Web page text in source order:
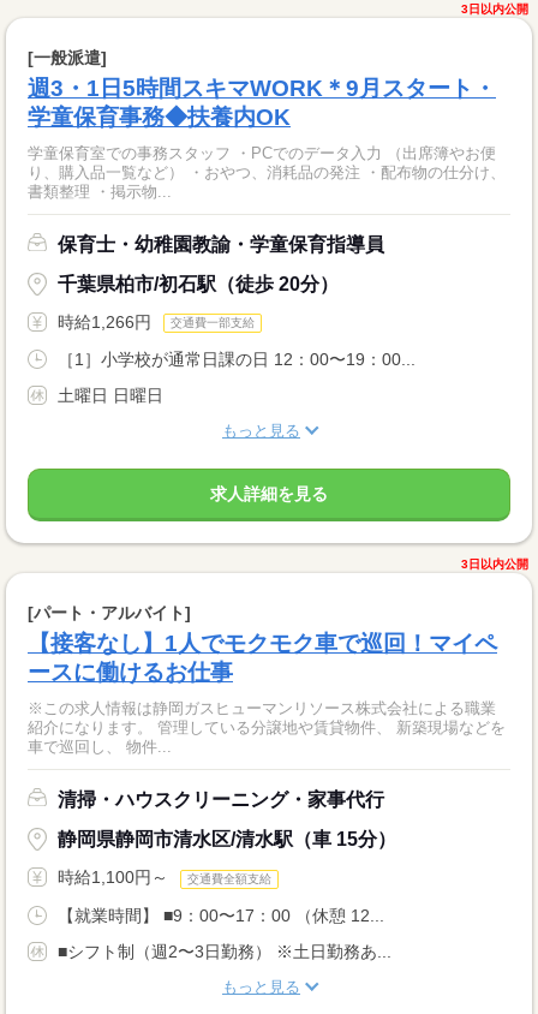
3日以内公開
[一般派遣]
週3・1日5時間スキマWORK＊9月スタート・
学童保育事務◆扶養内OK
学童保育室での事務スタッフ ・PCでのデータ入力 （出席簿やお便
り、購入品一覧など） ・おやつ、消耗品の発注 ・配布物の仕分け、
書類整理 ・掲示物...
保育士・幼稚園教諭・学童保育指導員
千葉県柏市/初石駅（徒歩 20分）
時給1,266円 交通費一部支給
［1］小学校が通常日課の日 12：00〜19：00...
土曜日 日曜日
もっと見る
求人詳細を見る
3日以内公開
[パート・アルバイト]
【接客なし】1人でモクモク車で巡回！マイペ
ースに働けるお仕事
※この求人情報は静岡ガスヒューマンリソース株式会社による職業
紹介になります。 管理している分譲地や賃貸物件、 新築現場などを
車で巡回し、 物件...
清掃・ハウスクリーニング・家事代行
静岡県静岡市清水区/清水駅（車 15分）
時給1,100円～ 交通費全額支給
【就業時間】 ■9：00〜17：00 （休憩 12...
■シフト制（週2〜3日勤務） ※土日勤務あ...
もっと見る